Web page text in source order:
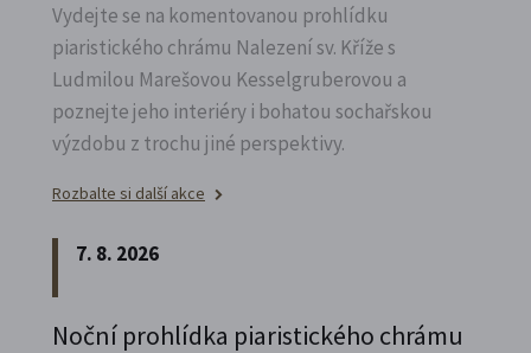
Vydejte se na komentovanou prohlídku
piaristického chrámu Nalezení sv. Kříže s
Ludmilou Marešovou Kesselgruberovou a
poznejte jeho interiéry i bohatou sochařskou
výzdobu z trochu jiné perspektivy.
Rozbalte si další akce
7. 8. 2026
Noční prohlídka piaristického chrámu